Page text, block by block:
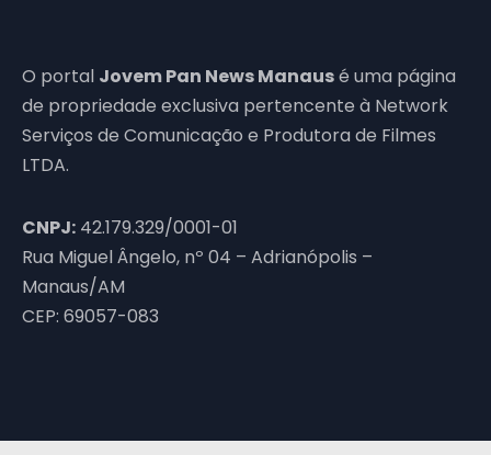
O portal Jovem Pan News Manausé uma página
de propriedade exclusiva pertencente à Network
Serviços de Comunicação e Produtora de Filmes
LTDA.
CNPJ: 42.179.329/0001-01
Rua Miguel Ângelo, nº 04 – Adrianópolis –
Manaus/AM
CEP: 69057-083